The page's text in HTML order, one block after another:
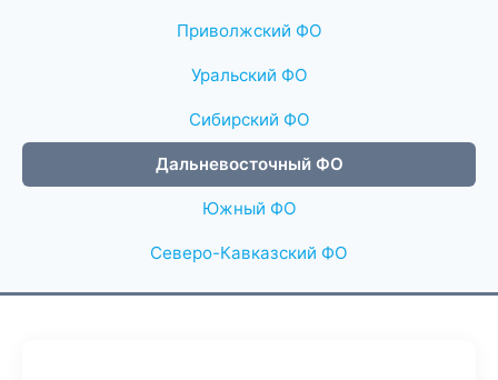
Приволжский ФО
Уральский ФО
Сибирский ФО
Дальневосточный ФО
Южный ФО
Северо-Кавказский ФО